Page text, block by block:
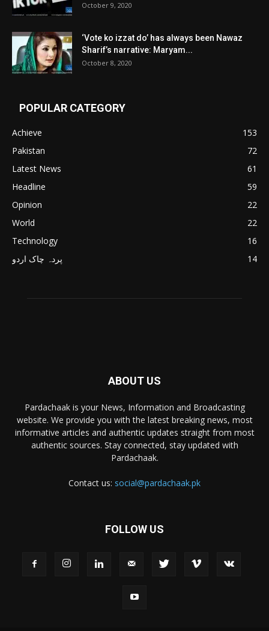
October 9, 2020
‘Vote ko izzat do’ has always been Nawaz
Sharif’s narrative: Maryam...
October 8, 2020
POPULAR CATEGORY
Achieve
153
Pakistan
72
Latest News
61
Headline
59
Opinion
22
World
22
Technology
16
پردہ چاک اردو
14
ABOUT US
Pardachaak is your News, Information and Broadcasting
website. We provide you with the latest breaking news, most
informative articles and authentic updates straight from most
authentic sources. Stay connected, stay updated with
Pardachaak.
Contact us: social@pardachaak.pk
FOLLOW US